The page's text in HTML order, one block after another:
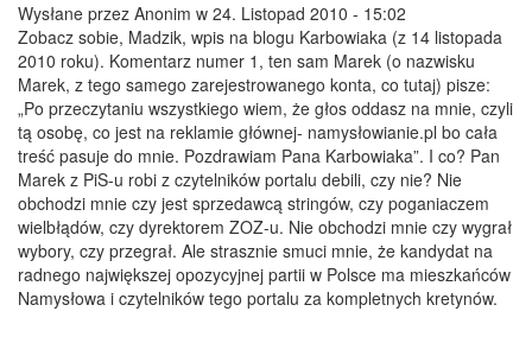
Wysłane przez Anonim w 24. Listopad 2010 - 15:02
Zobacz sobie, Madzik, wpis na blogu Karbowiaka (z 14 listopada
2010 roku). Komentarz numer 1, ten sam Marek (o nazwisku
Marek, z tego samego zarejestrowanego konta, co tutaj) pisze:
„Po przeczytaniu wszystkiego wiem, że głos oddasz na mnie, czyli
tą osobę, co jest na reklamie głównej- namysłowianie.pl bo cała
treść pasuje do mnie. Pozdrawiam Pana Karbowiaka”. I co? Pan
Marek z PiS-u robi z czytelników portalu debili, czy nie? Nie
obchodzi mnie czy jest sprzedawcą stringów, czy poganiaczem
wielbłądów, czy dyrektorem ZOZ-u. Nie obchodzi mnie czy wygrał
wybory, czy przegrał. Ale strasznie smuci mnie, że kandydat na
radnego największej opozycyjnej partii w Polsce ma mieszkańców
Namysłowa i czytelników tego portalu za kompletnych kretynów.